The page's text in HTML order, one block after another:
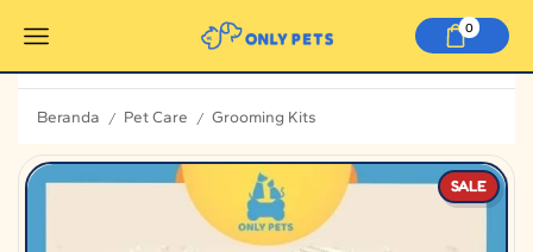
0
Beranda / Pet Care / Grooming Kits
SALE